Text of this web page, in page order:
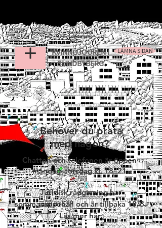
KVINNOJOURENI
SUNDBYBERG
LÄMNA SIDAN
Behöver du prata
med någon?
Chatten och telefonen är öppen
måndag–torsdag kl. 18–21.
Juridisk rådgivning har
sommaruppehåll och är tillbaka 18/8.
Läs mer här.